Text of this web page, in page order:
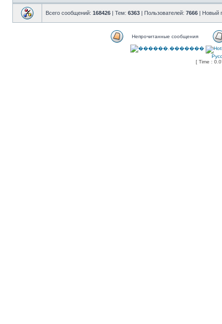
Всего сообщений: 168426 | Тем: 6363 | Пользователей: 7666 | Новый
Непрочитанные сообщения
[ Time :